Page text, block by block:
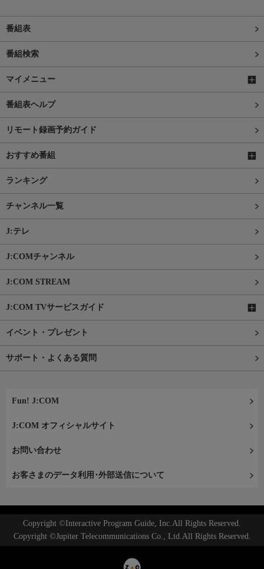
番組表
番組検索
マイメニュー
番組表ヘルプ
リモート録画予約ガイド
おすすめ番組
ランキング
チャンネル一覧
J:テレ
J:COMチャンネル
J:COM STREAM
J:COM TVサービスガイド
イベント・プレゼント
サポート・よくある質問
Fun! J:COM
J:COM オフィシャルサイト
お問い合わせ
お客さまのデータ利用･外部送信について
Copyright ©Interactive Program Guide, Inc.All Rights Reserved.
Copyright ©Jupiter Telecommunications Co., Ltd.All Rights Reserved.